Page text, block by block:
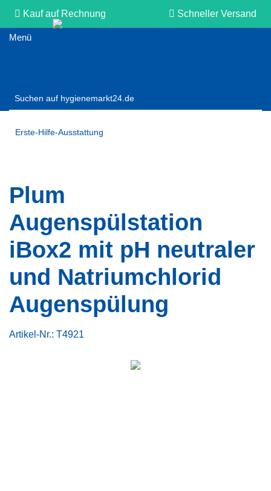
Kauf auf Rechnung Schneller Versand
Erste-Hilfe-Ausstattung
Plum
Augenspülstation
iBox2 mit pH neutraler
und Natriumchlorid
Augenspülung
Artikel-Nr.: T4921